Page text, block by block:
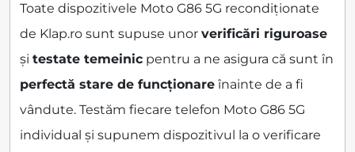
Toate dispozitivele Moto G86 5G recondiționate
de Klap.ro sunt supuse unor verificări riguroase
și testate temeinic pentru a ne asigura că sunt în
perfectă stare de funcționare înainte de a fi
vândute. Testăm fiecare telefon Moto G86 5G
individual și supunem dispozitivul la o verificare